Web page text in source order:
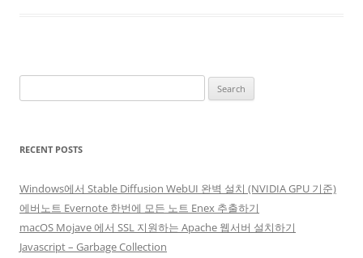
for:
RECENT POSTS
Windows에서 Stable Diffusion WebUI 완벽 설치 (NVIDIA GPU 기준)
에버노트 Evernote 한번에 모든 노트 Enex 추출하기
macOS Mojave 에서 SSL 지원하는 Apache 웹서버 설치하기
Javascript – Garbage Collection